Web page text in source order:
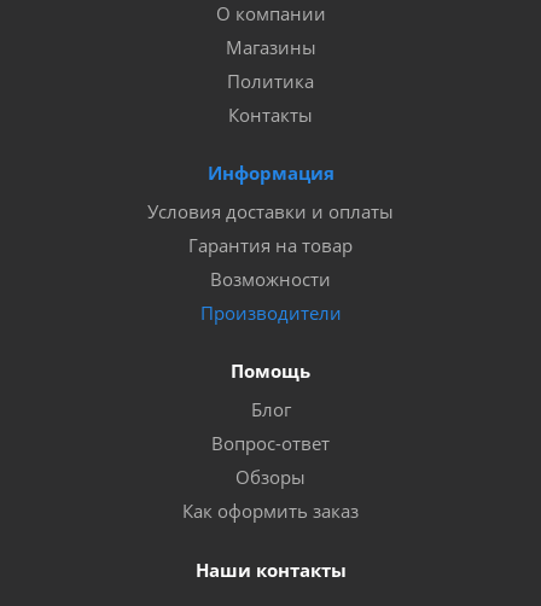
О компании
Магазины
Политика
Контакты
Информация
Условия доставки и оплаты
Гарантия на товар
Возможности
Производители
Помощь
Блог
Вопрос-ответ
Обзоры
Как оформить заказ
Наши контакты